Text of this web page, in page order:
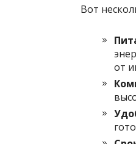
Вот
от